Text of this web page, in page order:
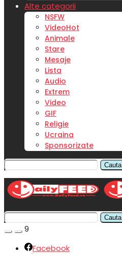
Alte categorii
NSFW
VideoHot
Animale
Stare
Mesaje
Lista
Audio
Extrem
Video
GIF
Religie
Ucraina
Sponsorizate
Cauta
Cauta
9
Facebook